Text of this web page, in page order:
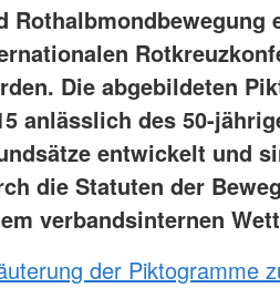
Rothalbmondbewegung
Die abgebildeten
anlässlich des 50-
entwickelt und
die Statuten der
verbandsinternen
der Piktogramme